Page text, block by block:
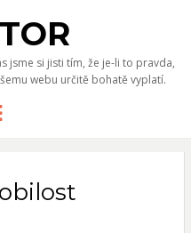
jsme si jisti tím, že je-li to pravda,
webu určitě bohatě vyplatí.
Menu